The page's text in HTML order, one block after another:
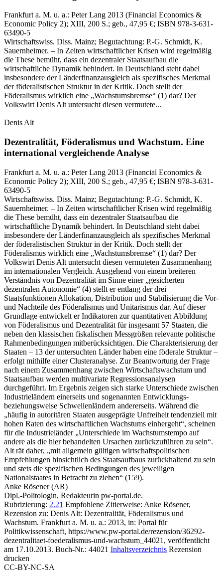
Frankfurt a. M. u. a.: Peter Lang 2013 (Financial Economics &
Economic Policy 2); XIII, 200 S.; geb., 47,95 €; ISBN 978-3-631-
63490-5
Wirtschaftswiss. Diss. Mainz; Begutachtung: P.‑G. Schmidt, K.
Sauernheimer. – In Zeiten wirtschaftlicher Krisen wird regelmäßig
die These bemüht, dass ein dezentraler Staatsaufbau die
wirtschaftliche Dynamik behindert. In Deutschland steht dabei
insbesondere der Länderfinanzausgleich als spezifisches Merkmal
der föderalistischen Struktur in der Kritik. Doch stellt der
Föderalismus wirklich eine „Wachstumsbremse“ (1) dar? Der
Volkswirt Denis Alt untersucht diesen vermutete...
Denis Alt
Dezentralität, Föderalismus und Wachstum. Eine
international vergleichende Analyse
Frankfurt a. M. u. a.: Peter Lang 2013 (Financial Economics &
Economic Policy 2); XIII, 200 S.; geb., 47,95 €; ISBN 978-3-631-
63490-5
Wirtschaftswiss. Diss. Mainz; Begutachtung: P.‑G. Schmidt, K.
Sauernheimer. – In Zeiten wirtschaftlicher Krisen wird regelmäßig
die These bemüht, dass ein dezentraler Staatsaufbau die
wirtschaftliche Dynamik behindert. In Deutschland steht dabei
insbesondere der Länderfinanzausgleich als spezifisches Merkmal
der föderalistischen Struktur in der Kritik. Doch stellt der
Föderalismus wirklich eine „Wachstumsbremse“ (1) dar? Der
Volkswirt Denis Alt untersucht diesen vermuteten Zusammenhang
im internationalen Vergleich. Ausgehend von einem breiteren
Verständnis von Dezentralität im Sinne einer „gesicherten
dezentralen Autonomie“ (4) stellt er entlang der drei
Staatsfunktionen Allokation, Distribution und Stabilisierung die Vor‑
und Nachteile des Föderalismus und Unitarismus dar. Auf dieser
Grundlage entwickelt er Indikatoren zur quantitativen Abbildung
von Föderalismus und Dezentralität für insgesamt 57 Staaten, die
neben den klassischen fiskalischen Messgrößen relevante politische
Rahmenbedingungen mitberücksichtigen. Die Charakterisierung der
Staaten – 13 der untersuchten Länder haben eine föderale Struktur –
erfolgt mithilfe einer Clusteranalyse. Zur Beantwortung der Frage
nach einem Zusammenhang zwischen Wirtschaftswachstum und
Staatsaufbau werden multivariate Regressionsanalysen
durchgeführt. Im Ergebnis zeigen sich starke Unterschiede zwischen
Industrieländern einerseits und sogenannten Entwicklungs‑
beziehungsweise Schwellenländern andererseits. Während die
„häufig in autoritären Staaten ausgeprägte Unfreiheit tendenziell mit
hohen Raten des wirtschaftlichen Wachstums einhergeht“, scheinen
für die Industrieländer „Unterschiede im Wachstumstempo auf
andere als die hier behandelten Ursachen zurückzuführen zu sein“.
Alt rät daher, „mit allgemein gültigen wirtschaftspolitischen
Empfehlungen hinsichtlich des Staatsaufbaus zurückhaltend zu sein
und stets die spezifischen Bedingungen des jeweiligen
Nationalstaates in Betracht zu ziehen“ (159).
Anke Rösener (AR)
Dipl.-Politologin, Redakteurin pw-portal.de.
Rubrizierung: 2.21 Empfohlene Zitierweise: Anke Rösener,
Rezension zu: Denis Alt: Dezentralität, Föderalismus und
Wachstum. Frankfurt a. M. u. a.: 2013, in: Portal für
Politikwissenschaft, https://www.pw-portal.de/rezension/36292-
dezentralitaet-foederalismus-und-wachstum_44021, veröffentlicht
am 17.10.2013. Buch-Nr.: 44021 Inhaltsverzeichnis Rezension
drucken
CC-BY-NC-SA